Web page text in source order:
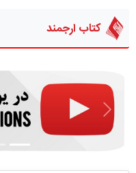
کتاب ارجمند
قبلی